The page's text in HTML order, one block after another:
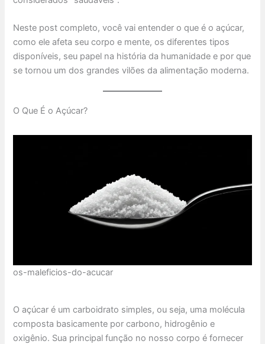
Neste post completo, você vai entender o que é o açúcar,
como ele afeta seu corpo e mente, os diferentes tipos
disponíveis, seu papel na história da humanidade e por que
se tornou um dos grandes vilões da alimentação moderna.
O Que É o Açúcar?
os-maleficios-do-acucar
O açúcar é um carboidrato simples, ou seja, uma molécula
composta basicamente por carbono, hidrogênio e
oxigênio. Sua principal função no nosso corpo é fornecer